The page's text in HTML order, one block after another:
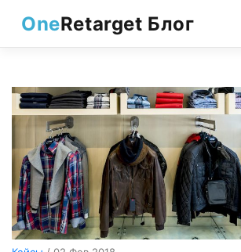
contentOneRetarget Блог